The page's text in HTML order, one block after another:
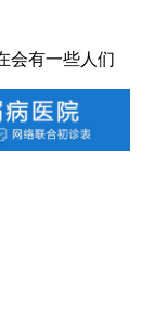
会有一些人们